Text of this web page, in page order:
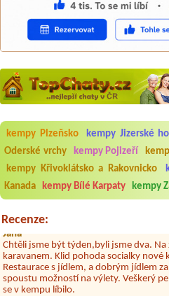
kempy Plzeňsko kempy Jizerské
Oderské vrchy
kempy Pojizeří
kempy Křivoklátsko a Rakovnicko
Kanada
kempy Bílé Karpaty kempy
Recenze:
Aneta Melicharová
***
Byli jsme zde v týdnu od 25.7. do 1.8.
V umývárně i na WC bylo vždy čisto,
restaurace, kebab a další občerstvení.
celodenní hluk z repráků u stanů a
ubytovaných. Přes den jsem si
Chtěli jsme být týden,byli jsme dva. Na
karavanem. Klid pohoda socialky nové
Restaurace s jídlem, a dobrým jídlem
spoustu možností na výlety. Veškerý
se v kempu líbilo.